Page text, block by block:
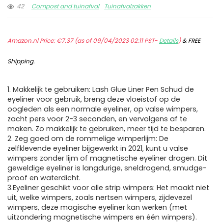
42
Compost and tuinafval Tuinafvalzakken
Amazon.nl Price:€7.37(as of 09/04/2023 02:11 PST- Details)&FREE
Shipping.
1. Makkelijk te gebruiken: Lash Glue Liner Pen Schud de
eyeliner voor gebruik, breng deze vloeistof op de
oogleden als een normale eyeliner, op valse wimpers,
zacht pers voor 2-3 seconden, en vervolgens af te
maken. Zo makkelijk te gebruiken, meer tijd te besparen.
2. Zeg goed om de rommelige wimperlijm: De
zelfklevende eyeliner bijgewerkt in 2021, kunt u valse
wimpers zonder lijm of magnetische eyeliner dragen. Dit
geweldige eyeliner is langdurige, sneldrogend, smudge-
proof en waterdicht.
3.Eyeliner geschikt voor alle strip wimpers: Het maakt niet
uit, welke wimpers, zoals nertsen wimpers, zijdevezel
wimpers, deze magische eyeliner kan werken (met
uitzondering magnetische wimpers en één wimpers).